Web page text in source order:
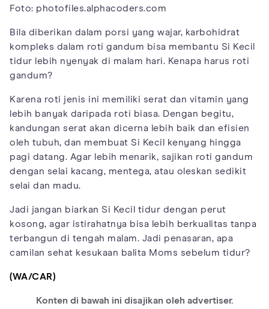
Foto: photofiles.alphacoders.com
Bila diberikan dalam porsi yang wajar, karbohidrat
kompleks dalam roti gandum bisa membantu Si Kecil
tidur lebih nyenyak di malam hari. Kenapa harus roti
gandum?
Karena roti jenis ini memiliki serat dan vitamin yang
lebih banyak daripada roti biasa. Dengan begitu,
kandungan serat akan dicerna lebih baik dan efisien
oleh tubuh, dan membuat Si Kecil kenyang hingga
pagi datang. Agar lebih menarik, sajikan roti gandum
dengan selai kacang, mentega, atau oleskan sedikit
selai dan madu.
Jadi jangan biarkan Si Kecil tidur dengan perut
kosong, agar istirahatnya bisa lebih berkualitas tanpa
terbangun di tengah malam. Jadi penasaran, apa
camilan sehat kesukaan balita Moms sebelum tidur?
(WA/CAR)
Konten di bawah ini disajikan oleh advertiser.